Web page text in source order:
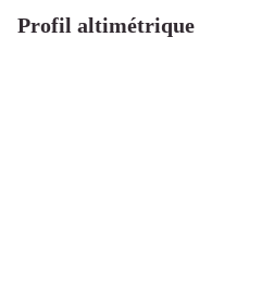
Profil altimétrique